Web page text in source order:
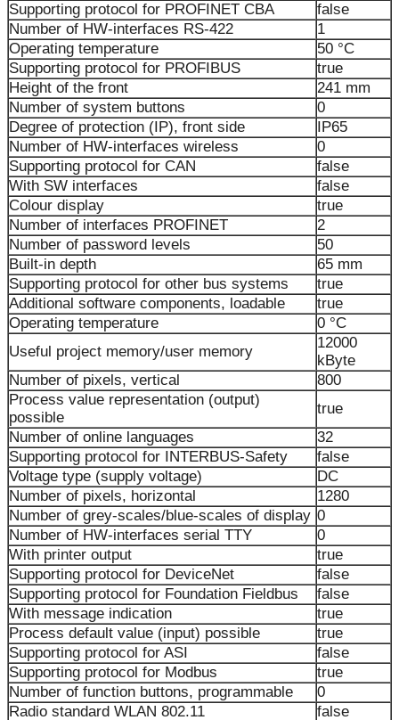
Supporting protocol for PROFINET CBA
false
Number of HW-interfaces RS-422
1
Operating temperature
50 °C
Supporting protocol for PROFIBUS
true
Height of the front
241 mm
Number of system buttons
0
Degree of protection (IP), front side
IP65
Number of HW-interfaces wireless
0
Supporting protocol for CAN
false
With SW interfaces
false
Colour display
true
Number of interfaces PROFINET
2
Number of password levels
50
Built-in depth
65 mm
Supporting protocol for other bus systems
true
Additional software components, loadable
true
Operating temperature
0 °C
Useful project memory/user memory
12000
kByte
Number of pixels, vertical
800
Process value representation (output)
possible
true
Number of online languages
32
Supporting protocol for INTERBUS-Safety
false
Voltage type (supply voltage)
DC
Number of pixels, horizontal
1280
Number of grey-scales/blue-scales of display 0
Number of HW-interfaces serial TTY
0
With printer output
true
Supporting protocol for DeviceNet
false
Supporting protocol for Foundation Fieldbus
false
With message indication
true
Process default value (input) possible
true
Supporting protocol for ASI
false
Supporting protocol for Modbus
true
Number of function buttons, programmable
0
Radio standard WLAN 802.11
false